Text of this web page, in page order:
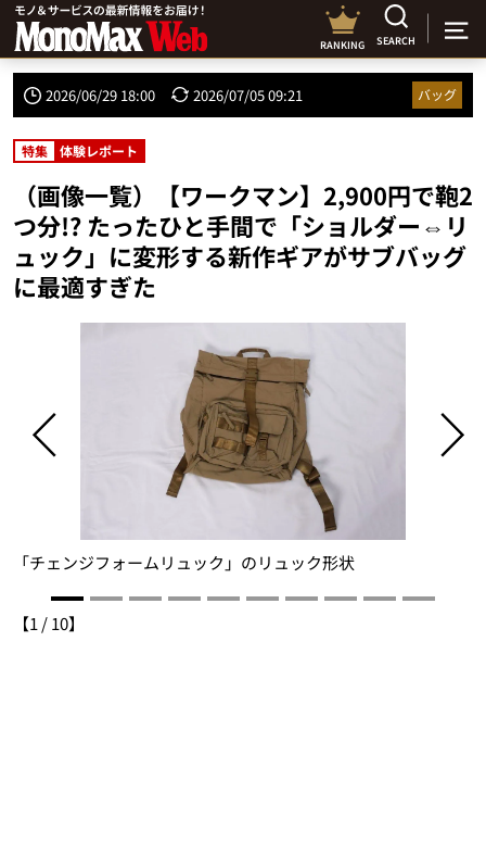
RANKING SEARCH
2026/06/29 18:00 2026/07/05 09:21 バッグ
特集 体験レポート
（画像一覧）【ワークマン】2,900円で鞄2
つ分!? たったひと手間で「ショルダー⇔リ
ュック」に変形する新作ギアがサブバッグ
に最適すぎた
「チェンジフォームリュック」のリュック形状
【1 /10】